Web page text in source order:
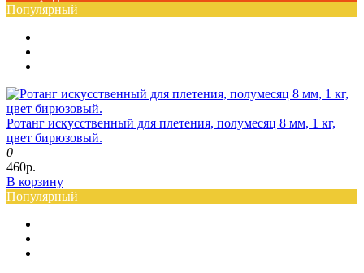
Популярный
Ротанг искусственный для плетения, полумесяц 8 мм, 1 кг,
цвет бирюзовый.
0
460р.
В корзину
Популярный